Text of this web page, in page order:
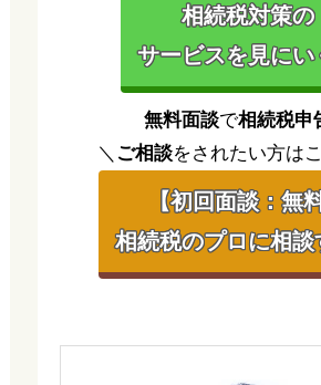
相続税対策の
サービスを見にい
無料面談で相続税申
＼ ご相談をされたい方は
【初回面談：無料
相続税のプロに相談